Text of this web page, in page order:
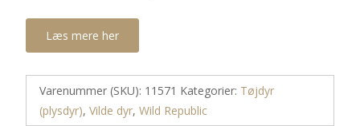
Læs mere her
Varenummer (SKU): 11571 Kategorier: Tøjdyr
(plysdyr), Vilde dyr, Wild Republic